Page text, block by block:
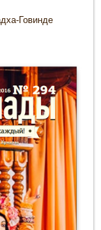
Говинде